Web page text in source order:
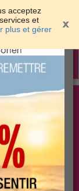
acceptez
et
plus et gérer
et être bien
×